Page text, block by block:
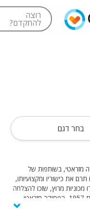
רוצה
להתקדם?
בחר דגם
מזראטי, בשותפות של
את כישוריו ומקצועיותו,
מכוניות מרוץ, שזכו להצלחה
די מהר. בעקבות טרגדיה שקרתה במרוץ בשנת 1957, הפסיקה מזראטי
לייצר מכוניות מרוץ, והתמקדה בייצור רכבים מסוג גראן טוריסמו. ב-1968⌄